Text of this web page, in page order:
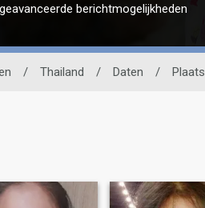
berichtmogelijkheden
/ Thailand / Daten / Plaats